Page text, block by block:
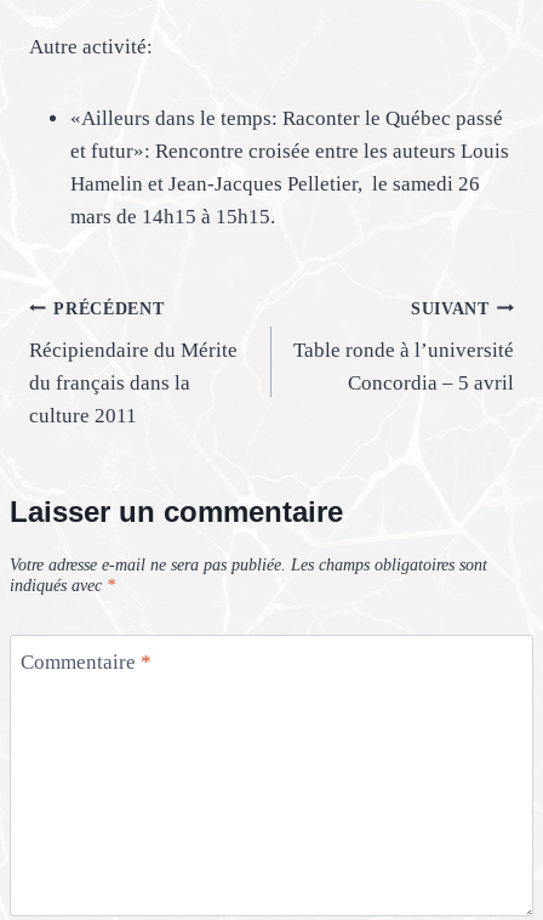
Autre activité:
«Ailleurs dans le temps: Raconter le Québec passé
et futur»: Rencontre croisée entre les auteurs Louis
Hamelin et Jean-Jacques Pelletier, le samedi 26
mars de 14h15 à 15h15.
Navigation
de
l’article
PRÉCÉDENT
Récipiendaire du Mérite
du français dans la
culture 2011
SUIVANT
Table ronde à l’université
Concordia – 5 avril
Laisser un commentaire
Votre adresse e-mail ne sera pas publiée. Les champs obligatoires sont
indiqués avec *
Commentaire *